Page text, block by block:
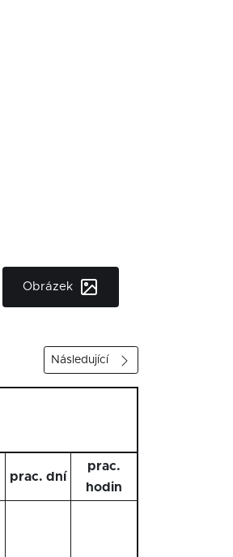
Obrázek
Následující
prac. dní
prac.
hodin